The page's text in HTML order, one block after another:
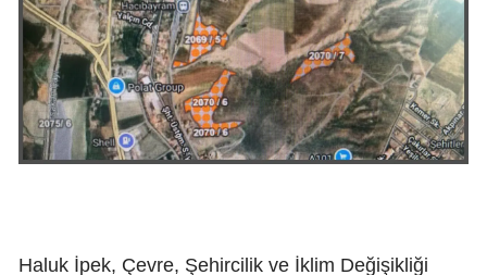
Haluk İpek, Çevre, Şehircilik ve İklim Değişikliği